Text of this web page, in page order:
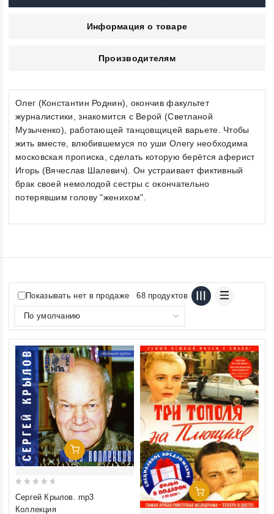
Информация о товаре
Производителям
Олег (Константин Роднин), окончив факультет
журналистики, знакомится с Верой (Светланой
Музыченко), работающей танцовщицей варьете. Чтобы
жить вместе, влюбившемуся по уши Олегу необходима
московская прописка, сделать которую берётся аферист
Игорь (Вячеслав Шалевич). Он устраивает фиктивный
брак своей немолодой сестры с окончательно
потерявшим голову "женихом".
Показывать нет в продаже 68 продуктов
Добавить В Корзину
out
Сергей Крылов. mp3
Коллекция
Добавить В Корзину